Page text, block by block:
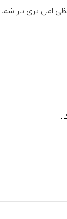
امن برای بار شما